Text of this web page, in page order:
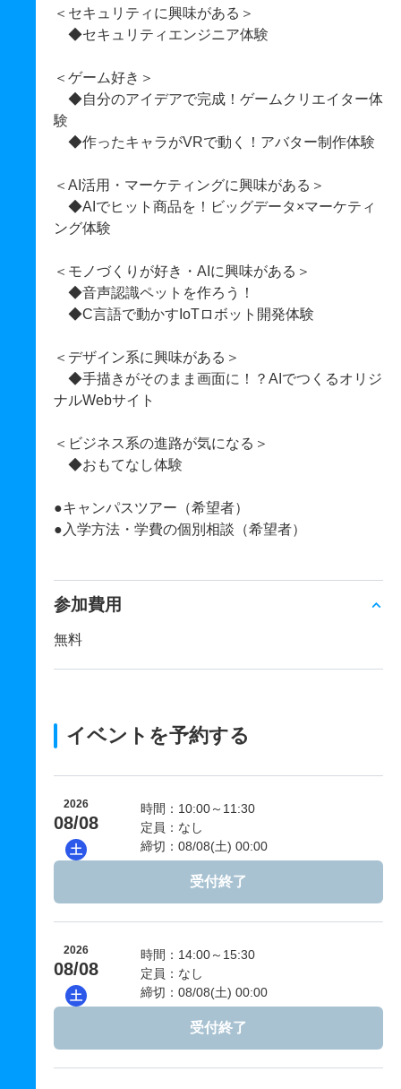
＜セキュリティに興味がある＞
◆セキュリティエンジニア体験
＜ゲーム好き＞
◆自分のアイデアで完成！ゲームクリエイター体
験
◆作ったキャラがVRで動く！アバター制作体験
＜AI活用・マーケティングに興味がある＞
◆AIでヒット商品を！ビッグデータ×マーケティ
ング体験
＜モノづくりが好き・AIに興味がある＞
◆音声認識ペットを作ろう！
◆C言語で動かすIoTロボット開発体験
＜デザイン系に興味がある＞
◆手描きがそのまま画面に！？AIでつくるオリジ
ナルWebサイト
＜ビジネス系の進路が気になる＞
◆おもてなし体験
●キャンパスツアー（希望者）
●入学方法・学費の個別相談（希望者）
参加費用
無料
イベントを予約する
2026
08/08
土
時間：10:00～11:30
定員：なし
締切：08/08(土) 00:00
受付終了
2026
08/08
土
時間：14:00～15:30
定員：なし
締切：08/08(土) 00:00
受付終了